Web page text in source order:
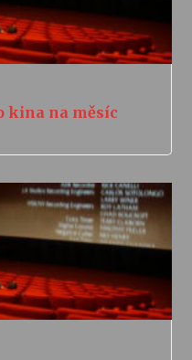
kina na měsíc